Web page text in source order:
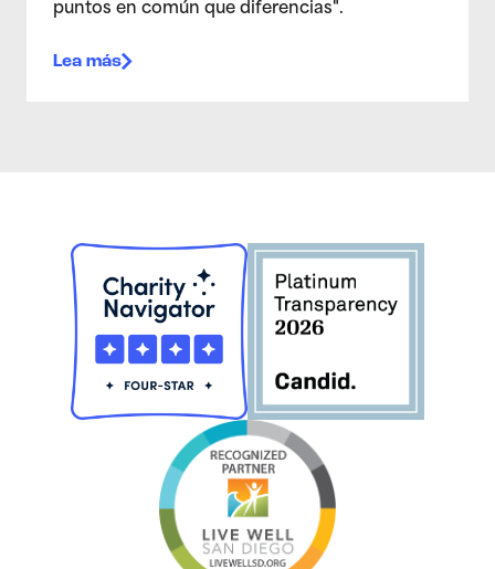
puntos en común que diferencias".
Lea más